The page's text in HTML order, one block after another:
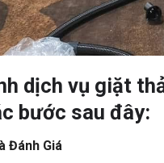
dịch vụ giặt
bước sau đây:
Đánh Giá